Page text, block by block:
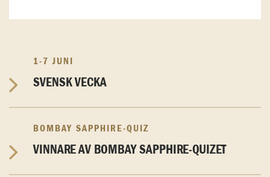
1-7 JUNI
SVENSK VECKA
BOMBAY SAPPHIRE-QUIZ
VINNARE AV BOMBAY SAPPHIRE-QUIZET